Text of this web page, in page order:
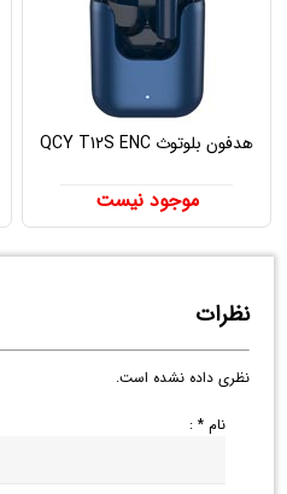
هدفون بلوتوث QCY T12S ENC
موجود نیست
نظرات
نظری داده نشده است.
نام * :